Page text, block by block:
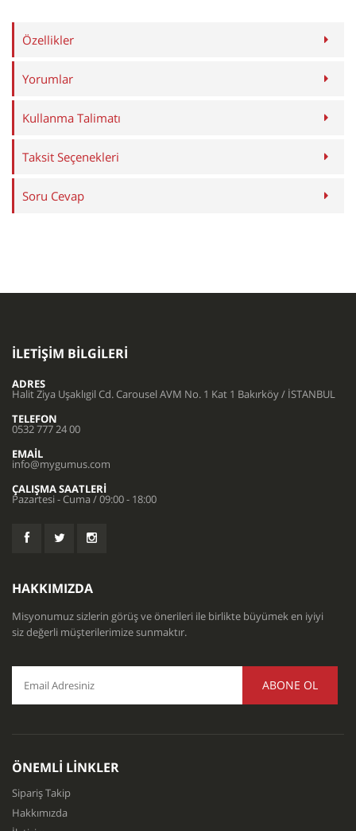
Özellikler
Yorumlar
Kullanma Talimatı
Taksit Seçenekleri
Soru Cevap
İLETIŞIM BILGILERI
ADRES
Halit Ziya Uşaklıgil Cd. Carousel AVM No. 1 Kat 1 Bakırköy / İSTANBUL
TELEFON
0532 777 24 00
EMAIL
info@mygumus.com
ÇALIŞMA SAATLERI
Pazartesi - Cuma / 09:00 - 18:00
HAKKIMIZDA
Misyonumuz sizlerin görüş ve önerileri ile birlikte büyümek en iyiyi
siz değerli müşterilerimize sunmaktır.
ABONE OL
ÖNEMLI LINKLER
Sipariş Takip
Hakkımızda